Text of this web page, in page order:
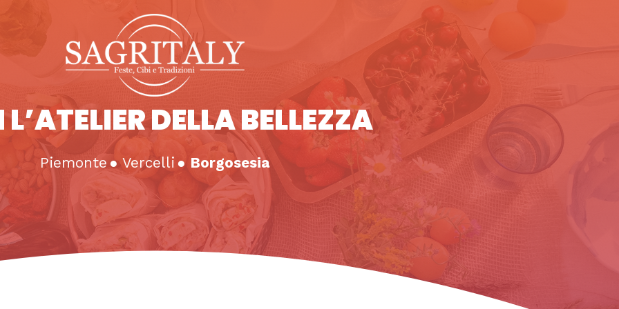
DELLA BELLEZZA
Piemonte ●Vercelli ● Borgosesia